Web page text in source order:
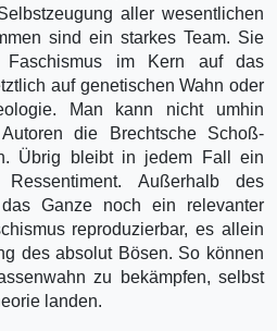
aller wesentlichen
sind ein starkes Team. Sie
Faschismus im Kern auf das
auf genetischen Wahn oder
Man kann nicht umhin
die Brechtsche Schoß-
Übrig bleibt in jedem Fall ein
Ressentiment. Außerhalb des
Ganze noch ein relevanter
reproduzierbar, es allein
des absolut Bösen. So können
zu bekämpfen, selbst
landen.